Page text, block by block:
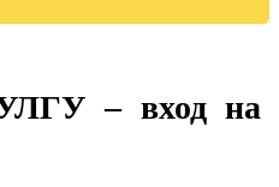
– вход на